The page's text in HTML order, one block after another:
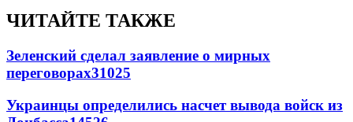
ЧИТАЙТЕ ТАКЖЕ
Зеленский сделал заявление о мирных
переговорах31025
Украинцы определились насчет вывода войск из